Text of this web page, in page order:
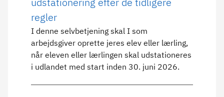
regler
I denne selvbetjening skal I som
arbejdsgiver oprette jeres elev eller lærling,
når eleven eller lærlingen skal udstationeres
i udlandet med start inden 30. juni 2026.